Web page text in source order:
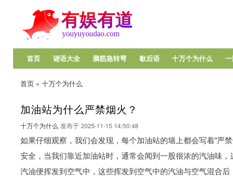
Main首页 谜语大全 脑筋急转弯 歇后语 十万个为什么
屑
首页 十万个为什么
加油站为什么严禁烟火？
十万个为什么 发布于 2025-11-15 14:50:48
如果仔细观察，我们会发现，每个加油站的墙上都会写着“严
安全，当我们靠近加油站时，通常会闻到一股很浓的汽油味
汽油便挥发到空气中，这些挥发到空气中的汽油与空气混合